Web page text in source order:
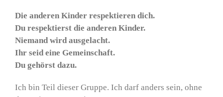
Die anderen Kinder respektieren dich.
Du respektierst die anderen Kinder.
Niemand wird ausgelacht.
Ihr seid eine Gemeinschaft.
Du gehörst dazu.
Ich bin Teil dieser Gruppe. Ich darf anders sein, ohne